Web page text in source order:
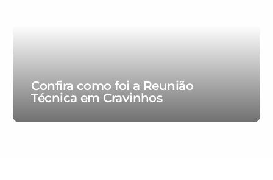
Confira como foi a Reunião
Técnica em Cravinhos